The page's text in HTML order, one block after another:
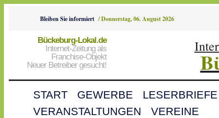
Bleiben Sie informiert /Donnerstag, 06. August 2026
Bückeburg-Lokal.de
Internet-Zeitung als
Franchise-Objekt
Neuer Betreiber gesucht!
START GEWERBE
LESERBRIEFE
VERANSTALTUNGEN
VEREINE